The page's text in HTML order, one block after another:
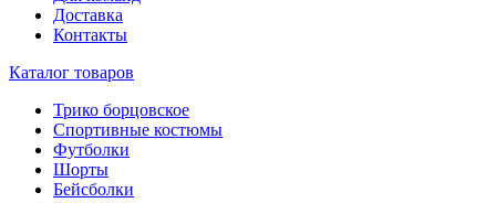
Доставка
Контакты
Каталог товаров
Трико борцовское
Спортивные костюмы
Футболки
Шорты
Бейсболки